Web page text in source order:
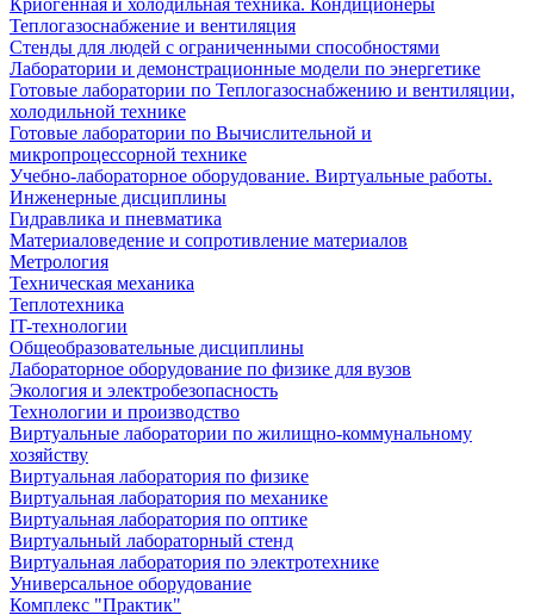
Криогенная и холодильная техника. Кондиционеры
Теплогазоснабжение и вентиляция
Стенды для людей с ограниченными способностями
Лаборатории и демонстрационные модели по энергетике
Готовые лаборатории по Теплогазоснабжению и вентиляции,
холодильной технике
Готовые лаборатории по Вычислительной и
микропроцессорной технике
Учебно-лабораторное оборудование. Виртуальные работы.
Инженерные дисциплины
Гидравлика и пневматика
Материаловедение и сопротивление материалов
Метрология
Техническая механика
Теплотехника
IT-технологии
Общеобразовательные дисциплины
Лабораторное оборудование по физике для вузов
Экология и электробезопасность
Технологии и производство
Виртуальные лаборатории по жилищно-коммунальному
хозяйству
Виртуальная лаборатория по физике
Виртуальная лаборатория по механике
Виртуальная лаборатория по оптике
Виртуальный лабораторный стенд
Виртуальная лаборатория по электротехнике
Универсальное оборудование
Комплекс "Практик"